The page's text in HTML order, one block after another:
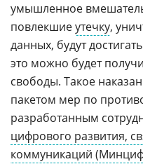
умышленное
повлекшиеутечку,
данных, будут
это можно будет
свободы. Такое
пакетом мер по
разработанным
цифрового развития,
коммуникаций